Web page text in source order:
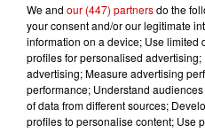
Infos
We and our (447) partnersdo the
your consent and/or our legitimate
information on a device; Use limited
profiles for personalised
advertising; Measure advertising
performance; Understand
of data from different sources;
profiles to personalise content; Use